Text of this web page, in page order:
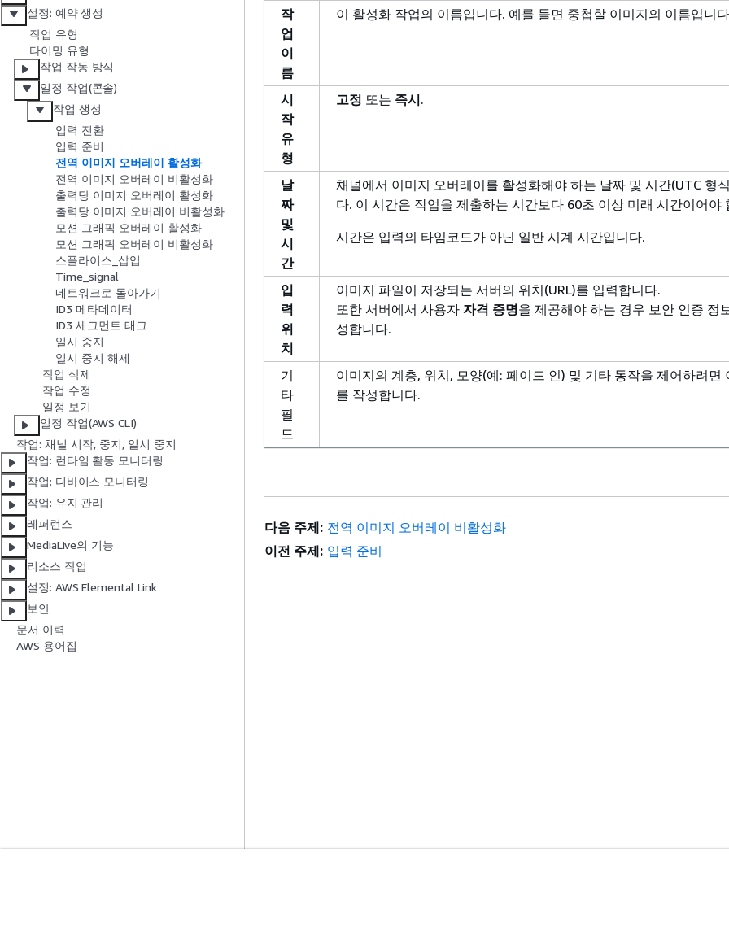
설정: 예약 생성
작업 유형
타이밍 유형
작업 작동 방식
일정 작업(콘솔)
작업 생성
입력 전환
입력 준비
전역 이미지 오버레이 활성화
전역 이미지 오버레이 비활성화
출력당 이미지 오버레이 활성화
출력당 이미지 오버레이 비활성화
모션 그래픽 오버레이 활성화
모션 그래픽 오버레이 비활성화
스플라이스_삽입
Time_signal
네트워크로 돌아가기
ID3 메타데이터
ID3 세그먼트 태그
일시 중지
일시 중지 해제
작업 삭제
작업 수정
일정 보기
일정 작업(AWS CLI)
작업: 채널 시작, 중지, 일시 중지
작업: 런타임 활동 모니터링
작업: 디바이스 모니터링
작업: 유지 관리
레퍼런스
MediaLive의 기능
리소스 작업
설정: AWS Elemental Link
보안
문서 이력
AWS 용어집
작
업
이
름
이 활성화 작업의 이름입니다. 예를 들면 중첩할 이미지의 이름입니
시
작
유
형
고정 또는 즉시.
날
짜
및
시
간
채널에서 이미지 오버레이를 활성화해야 하는 날짜 및 시간(UTC 형
다. 이 시간은 작업을 제출하는 시간보다 60초 이상 미래 시간이어야
시간은 입력의 타임코드가 아닌 일반 시계 시간입니다.
입
력
위
치
이미지 파일이 저장되는 서버의 위치(URL)를 입력합니다.
또한 서버에서 사용자 자격 증명을 제공해야 하는 경우 보안 인증 정
성합니다.
기
타
필
드
이미지의 계층, 위치, 모양(예: 페이드 인) 및 기타 동작을 제어하려면
를 작성합니다.
다음 주제: 전역 이미지 오버레이 비활성화
이전 주제: 입력 준비